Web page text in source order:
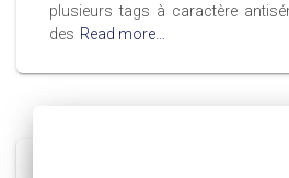
plusieurs tags à caractère
des Read more…